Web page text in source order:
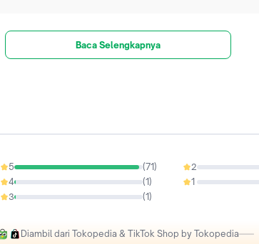
Baca Selengkapnya
5 (71)
97.26%
4 (1)
1.37%
3 (1)
1.37%
2
0%
1
0%
Diambil dari Tokopedia & TikTok Shop by Tokopedia